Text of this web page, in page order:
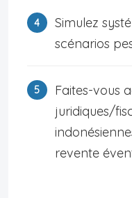
Simulez
scénarios
Faites-vous
juridiques/
revente